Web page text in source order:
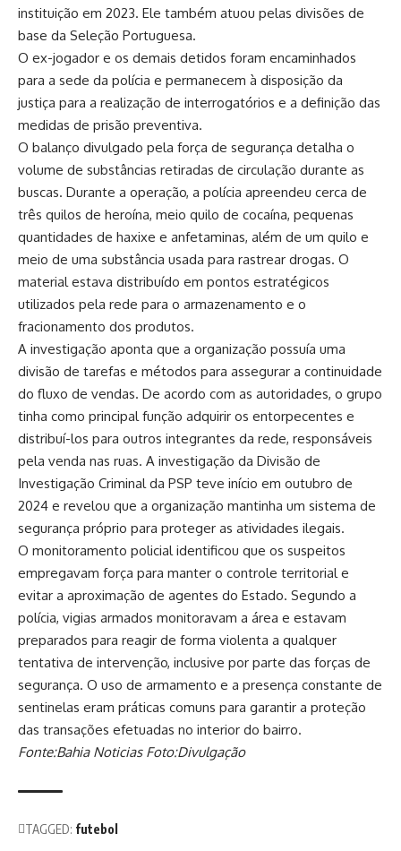
instituição em 2023. Ele também atuou pelas divisões de
base da Seleção Portuguesa.
O ex-jogador e os demais detidos foram encaminhados
para a sede da polícia e permanecem à disposição da
justiça para a realização de interrogatórios e a definição das
medidas de prisão preventiva.
O balanço divulgado pela força de segurança detalha o
volume de substâncias retiradas de circulação durante as
buscas. Durante a operação, a polícia apreendeu cerca de
três quilos de heroína, meio quilo de cocaína, pequenas
quantidades de haxixe e anfetaminas, além de um quilo e
meio de uma substância usada para rastrear drogas. O
material estava distribuído em pontos estratégicos
utilizados pela rede para o armazenamento e o
fracionamento dos produtos.
A investigação aponta que a organização possuía uma
divisão de tarefas e métodos para assegurar a continuidade
do fluxo de vendas. De acordo com as autoridades, o grupo
tinha como principal função adquirir os entorpecentes e
distribuí-los para outros integrantes da rede, responsáveis
pela venda nas ruas. A investigação da Divisão de
Investigação Criminal da PSP teve início em outubro de
2024 e revelou que a organização mantinha um sistema de
segurança próprio para proteger as atividades ilegais.
O monitoramento policial identificou que os suspeitos
empregavam força para manter o controle territorial e
evitar a aproximação de agentes do Estado. Segundo a
polícia, vigias armados monitoravam a área e estavam
preparados para reagir de forma violenta a qualquer
tentativa de intervenção, inclusive por parte das forças de
segurança. O uso de armamento e a presença constante de
sentinelas eram práticas comuns para garantir a proteção
das transações efetuadas no interior do bairro.
Fonte:Bahia Noticias Foto:Divulgação
TAGGED: futebol